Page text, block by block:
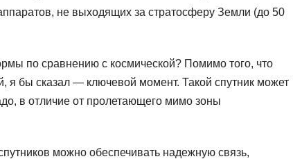
не выходящих за стратосферу Земли (до 50
по сравнению с космической? Помимо того, что
я бы сказал — ключевой момент. Такой спутник может
в отличие от пролетающего мимо зоны
можно обеспечивать надежную связь,